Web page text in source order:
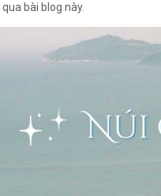
qua bài blog này.